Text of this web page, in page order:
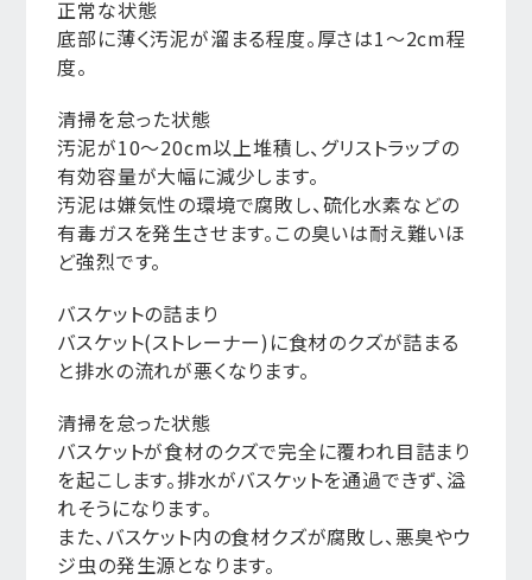
正常な状態
底部に薄く汚泥が溜まる程度。厚さは1〜2cm程
度。
清掃を怠った状態
汚泥が10〜20cm以上堆積し、グリストラップの
有効容量が大幅に減少します。
汚泥は嫌気性の環境で腐敗し、硫化水素などの
有毒ガスを発生させます。この臭いは耐え難いほ
ど強烈です。
バスケットの詰まり
バスケット(ストレーナー)に食材のクズが詰まる
と排水の流れが悪くなります。
清掃を怠った状態
バスケットが食材のクズで完全に覆われ目詰まり
を起こします。排水がバスケットを通過できず、溢
れそうになります。
また、バスケット内の食材クズが腐敗し、悪臭やウ
ジ虫の発生源となります。